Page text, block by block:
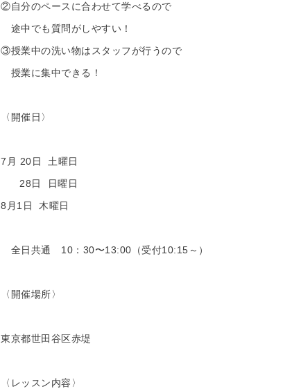
②自分のペースに合わせて学べるので
途中でも質問がしやすい！
③授業中の洗い物はスタッフが行うので
授業に集中できる！
〈開催日〉
7月 20日 土曜日
28日 日曜日
8月1日 木曜日
全日共通 10：30〜13:00（受付10:15～）
〈開催場所〉
東京都世田谷区赤堤
〈レッスン内容〉